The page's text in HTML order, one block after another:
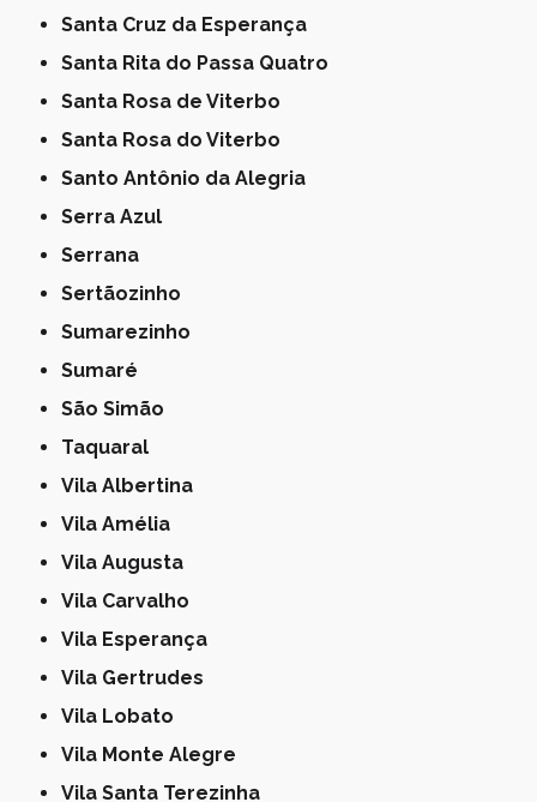
Santa Cruz da Esperança
Santa Rita do Passa Quatro
Santa Rosa de Viterbo
Santa Rosa do Viterbo
Santo Antônio da Alegria
Serra Azul
Serrana
Sertãozinho
Sumarezinho
Sumaré
São Simão
Taquaral
Vila Albertina
Vila Amélia
Vila Augusta
Vila Carvalho
Vila Esperança
Vila Gertrudes
Vila Lobato
Vila Monte Alegre
Vila Santa Terezinha